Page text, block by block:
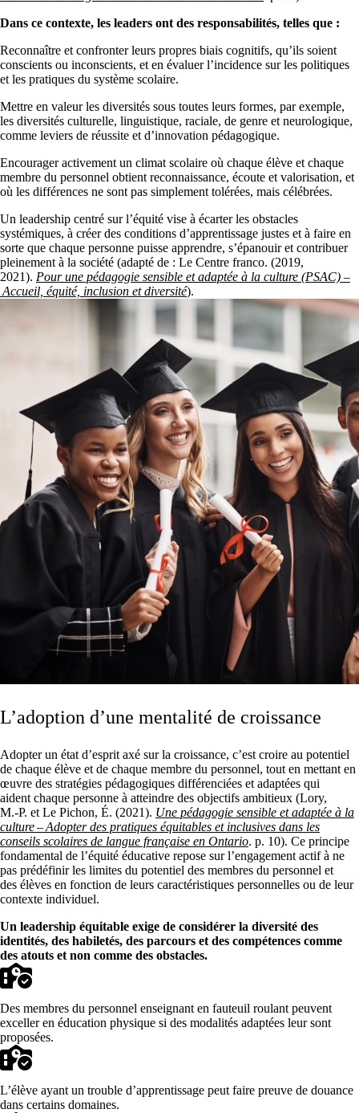
Dans ce contexte, les leaders ont des responsabilités, telles que :
Reconnaître et confronter leurs propres biais cognitifs, qu’ils soient
conscients ou inconscients, et en évaluer l’incidence sur les politiques
et les pratiques du système scolaire.
Mettre en valeur les diversités sous toutes leurs formes, par exemple,
les diversités culturelle, linguistique, raciale, de genre et neurologique,
comme leviers de réussite et d’innovation pédagogique.
Encourager activement un climat scolaire où chaque élève et chaque
membre du personnel obtient reconnaissance, écoute et valorisation, et
où les différences ne sont pas simplement tolérées, mais célébrées.
Un leadership centré sur l’équité vise à écarter les obstacles
systémiques, à créer des conditions d’apprentissage justes et à faire en
sorte que chaque personne puisse apprendre, s’épanouir et contribuer
pleinement à la société (adapté de : Le Centre franco. (2019,
2021). Pour une pédagogie sensible et adaptée à la culture (PSAC) –
Accueil, équité, inclusion et diversité).
L’adoption d’une mentalité de croissance
Adopter un état d’esprit axé sur la croissance, c’est croire au potentiel
de chaque élève et de chaque membre du personnel, tout en mettant en
œuvre des stratégies pédagogiques différenciées et adaptées qui
aident chaque personne à atteindre des objectifs ambitieux (Lory,
M.‑P. et Le Pichon, É. (2021). Une pédagogie sensible et adaptée à la
culture – Adopter des pratiques équitables et inclusives dans les
conseils scolaires de langue française en Ontario. p. 10). Ce principe
fondamental de l’équité éducative repose sur l’engagement actif à ne
pas prédéfinir les limites du potentiel des membres du personnel et
des élèves en fonction de leurs caractéristiques personnelles ou de leur
contexte individuel.
Un leadership équitable exige de considérer la diversité des
identités, des habiletés, des parcours et des compétences comme
des atouts et non comme des obstacles.
Des membres du personnel enseignant en fauteuil roulant peuvent
exceller en éducation physique si des modalités adaptées leur sont
proposées.
L’élève ayant un trouble d’apprentissage peut faire preuve de douance
dans certains domaines.